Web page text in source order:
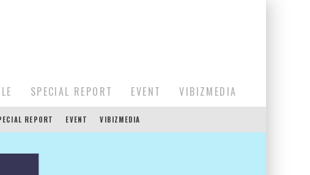
SPECIAL REPORT EVENT VIBIZMEDIA
REPORT EVENT VIBIZMEDIA